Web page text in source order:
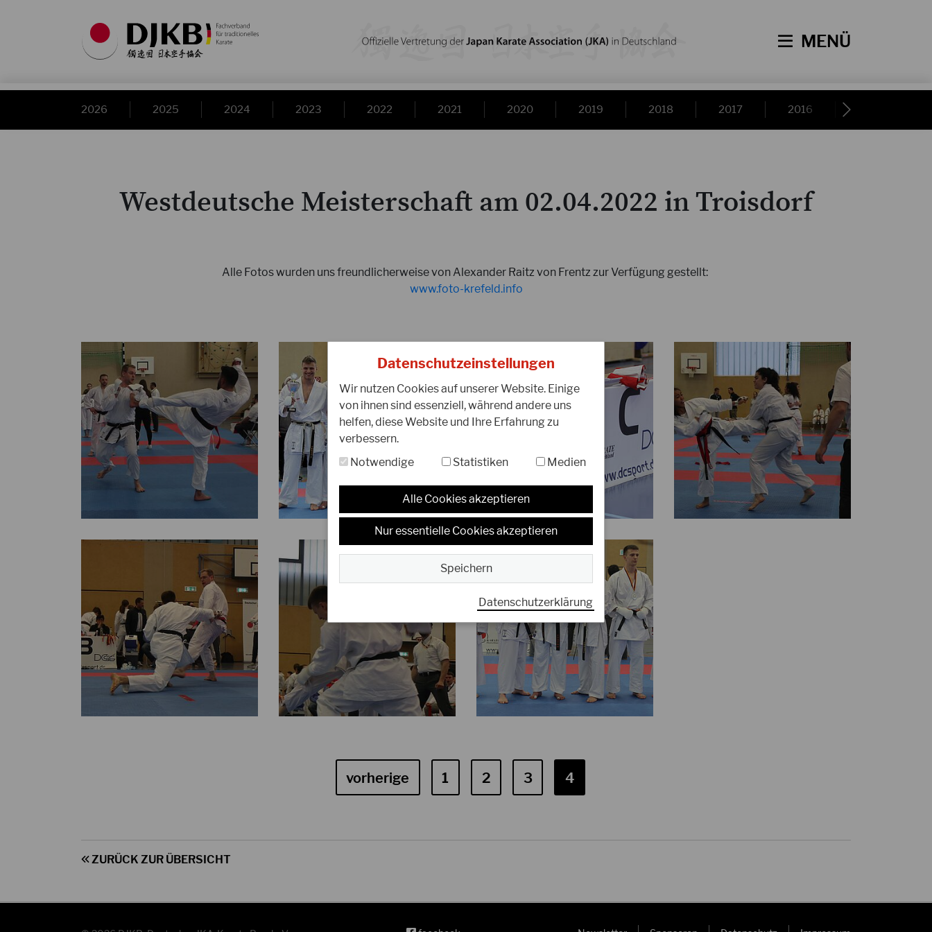
Datenschutzeinstellungen
Wir nutzen Cookies auf unserer Website. Einige
von ihnen sind essenziell, während andere uns
helfen, diese Website und Ihre Erfahrung zu
verbessern.
Notwendige
Statistiken Medien
Alle Cookies akzeptieren
Nur essentielle Cookies akzeptieren
Speichern
Datenschutzerklärung
MENÜ
2026 2025 2024 2023 2022 2021 2020 2019 2018 2017 2016
Westdeutsche Meisterschaft am 02.04.2022 in Troisdorf
Alle Fotos wurden uns freundlicherweise von Alexander Raitz von Frentz zur Verfügung gestellt:
www.foto-krefeld.info
vorherige 1 2 3 4
ZURÜCK ZUR ÜBERSICHT